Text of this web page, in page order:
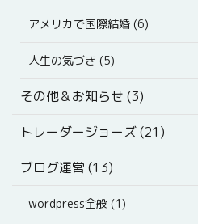
アメリカで国際結婚 (6)
人生の気づき (5)
その他＆お知らせ (3)
トレーダージョーズ (21)
ブログ運営 (13)
wordpress全般 (1)